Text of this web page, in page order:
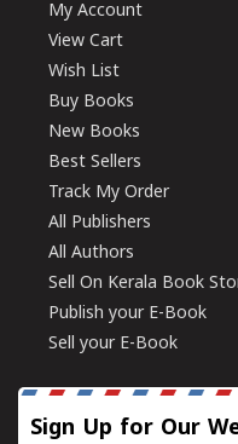
My Account
View Cart
Wish List
Buy Books
New Books
Best Sellers
Track My Order
All Publishers
All Authors
Sell On Kerala Book
Publish your E-Book
Sell your E-Book
Sign Up for Our